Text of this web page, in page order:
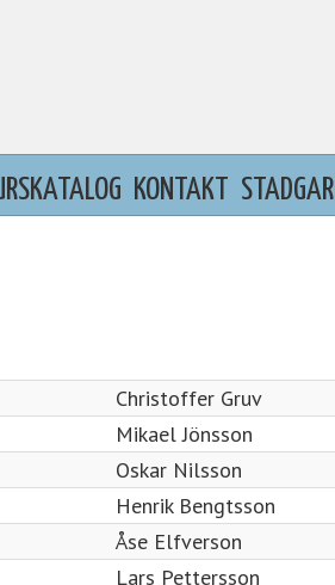
KONTAKT STADGAR
Christoffer Gruv
Mikael Jönsson
Oskar Nilsson
Henrik Bengtsson
Åse Elfverson
Lars Pettersson